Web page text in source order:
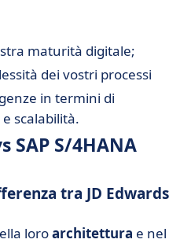
maturità digitale;
dei vostri processi
in termini di
scalabilità.
SAP S/4HANA
tra JD Edwards
loroarchitettura e nel